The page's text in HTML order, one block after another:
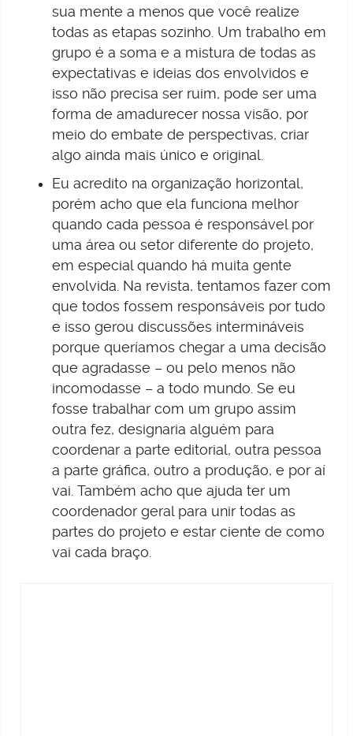
sua mente a menos que você realize
todas as etapas sozinho. Um trabalho em
grupo é a soma e a mistura de todas as
expectativas e ideias dos envolvidos e
isso não precisa ser ruim, pode ser uma
forma de amadurecer nossa visão, por
meio do embate de perspectivas, criar
algo ainda mais único e original.
Eu acredito na organização horizontal,
porém acho que ela funciona melhor
quando cada pessoa é responsável por
uma área ou setor diferente do projeto,
em especial quando há muita gente
envolvida. Na revista, tentamos fazer com
que todos fossem responsáveis por tudo
e isso gerou discussões intermináveis
porque queríamos chegar a uma decisão
que agradasse – ou pelo menos não
incomodasse – a todo mundo. Se eu
fosse trabalhar com um grupo assim
outra fez, designaria alguém para
coordenar a parte editorial, outra pessoa
a parte gráfica, outro a produção, e por aí
vai. Também acho que ajuda ter um
coordenador geral para unir todas as
partes do projeto e estar ciente de como
vai cada braço.